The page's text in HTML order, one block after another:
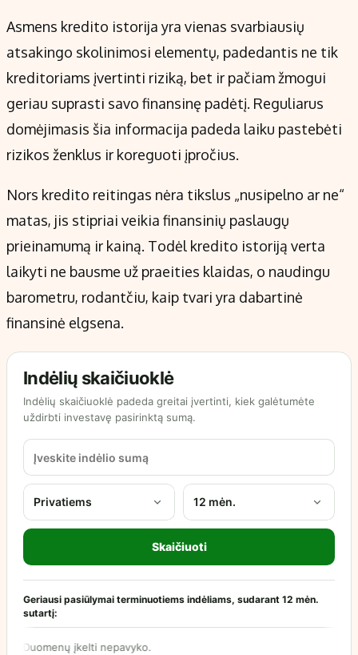
Asmens kredito istorija yra vienas svarbiausių
atsakingo skolinimosi elementų, padedantis ne tik
kreditoriams įvertinti riziką, bet ir pačiam žmogui
geriau suprasti savo finansinę padėtį. Reguliarus
domėjimasis šia informacija padeda laiku pastebėti
rizikos ženklus ir koreguoti įpročius.
Nors kredito reitingas nėra tikslus „nusipelno ar ne“
matas, jis stipriai veikia finansinių paslaugų
prieinamumą ir kainą. Todėl kredito istoriją verta
laikyti ne bausme už praeities klaidas, o naudingu
barometru, rodantčiu, kaip tvari yra dabartinė
finansinė elgsena.